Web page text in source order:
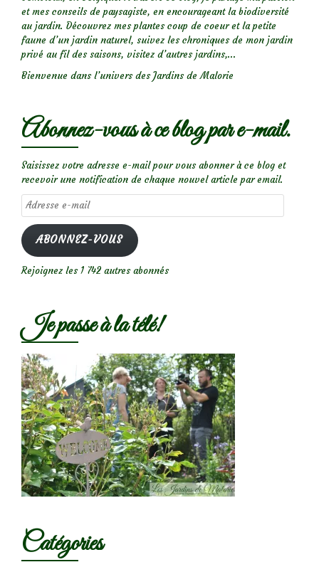
et mes conseils de paysagiste, en encourageant la biodiversité
au jardin. Découvrez mes plantes coup de coeur et la petite
faune d’un jardin naturel, suivez les chroniques de mon jardin
privé au fil des saisons, visitez d’autres jardins,...
Bienvenue dans l’univers des Jardins de Malorie
Abonnez-vous à ce blog par e-mail.
Saisissez votre adresse e-mail pour vous abonner à ce blog et
recevoir une notification de chaque nouvel article par email.
Adresse
e-
mail
ABONNEZ-VOUS
Rejoignez les 1 742 autres abonnés
Je passe à la télé!
Catégories